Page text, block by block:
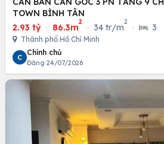
TOWN BÌNH TÂN
2.93 tỷ · 86.3m
2
· 34 tr/m
2
· 3
Thành phố Hồ Chí Minh
C
Chính chủ
Đăng 24/07/2026